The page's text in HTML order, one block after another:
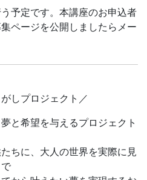
、そろそろ冬眠から目覚めま
き物で、ぶっちー先生にかか
す！
先生に実演を見せてもらっ
にチャレンジしてみません
あれこれも、ぶっちー先生の
ましょう。
眠から目を覚ます生き物は、
す。他にはどんな生き物たち
ちがどんなふうに冬眠から目
予定です。本講座のお申込者
ページを公開しましたらメー
しプロジェクト／
と希望を与えるプロジェクト
ちに、大人の世界を実際に見